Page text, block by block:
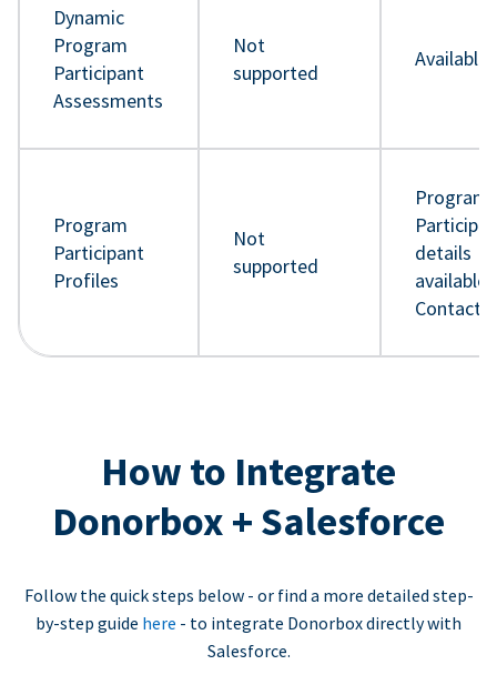
Dynamic
Program
Participant
Assessments
Not
supported
Available
Program
Participant
Profiles
Not
supported
Program
details
available
Contact
How to Integrate
Donorbox + Salesforce
Follow the quick steps below - or find a more detailed step-
by-step guide here - to integrate Donorbox directly with
Salesforce.